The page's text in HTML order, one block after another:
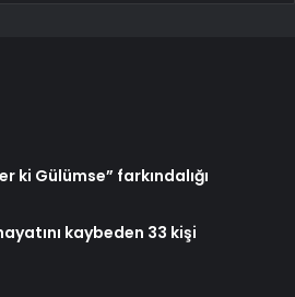
ki Gülümse” farkındalığı
kaybeden 33 kişi